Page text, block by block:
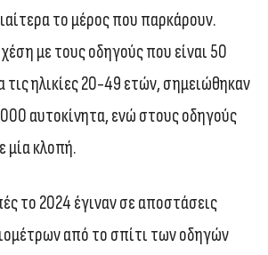
το μέρος που παρκάρουν.
με τους οδηγούς που είναι 50
τις ηλικίες 20-49 ετών, σημειώθηκαν
αυτοκίνητα, ενώ στους οδηγούς
μία κλοπή.
το 2024 έγιναν σε αποστάσεις
από το σπίτι των οδηγών